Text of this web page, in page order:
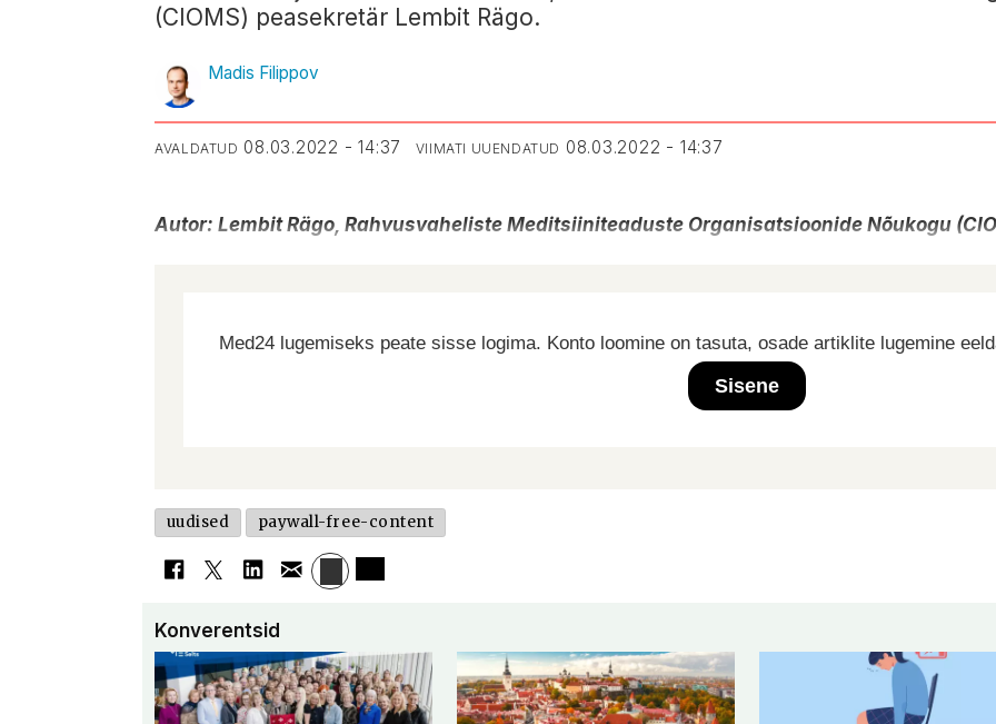
(CIOMS) peasekretär Lembit Rägo.
Madis Filippov
AVALDATUD 08.03.2022 - 14:37 VIIMATI UUENDATUD 08.03.2022 - 14:37
Autor: Lembit Rägo, Rahvusvaheliste Meditsiiniteaduste Organisatsioonide Nõukogu
Med24 lugemiseks peate sisse logima. Konto loomine on tasuta, osade artiklite lugemine
Sisene
uudised paywall-free-content
Konverentsid